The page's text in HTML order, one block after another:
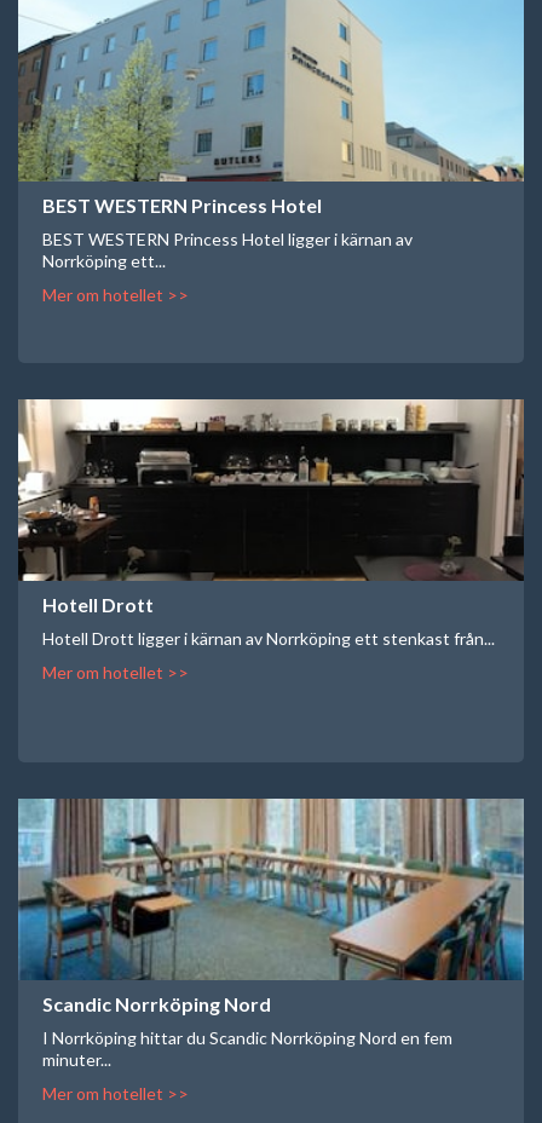
BEST WESTERN Princess Hotel
BEST WESTERN Princess Hotel ligger i kärnan av
Norrköping ett...
Mer om hotellet >>
Hotell Drott
Hotell Drott ligger i kärnan av Norrköping ett stenkast från...
Mer om hotellet >>
Scandic Norrköping Nord
I Norrköping hittar du Scandic Norrköping Nord en fem
minuter...
Mer om hotellet >>